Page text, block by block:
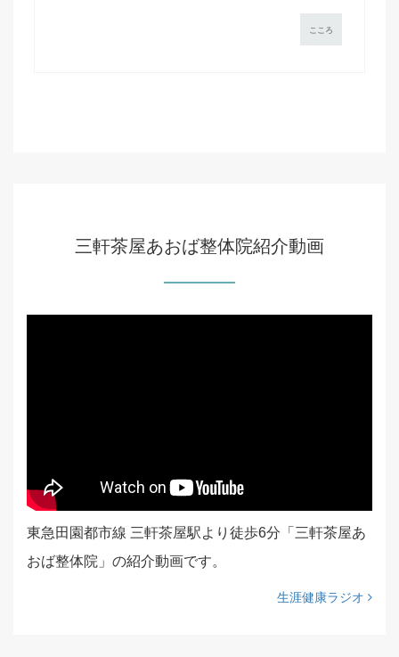
こころ
三軒茶屋あおば整体院紹介動画
東急田園都市線 三軒茶屋駅より徒歩6分「三軒茶屋あ
おば整体院」の紹介動画です。
生涯健康ラジオ